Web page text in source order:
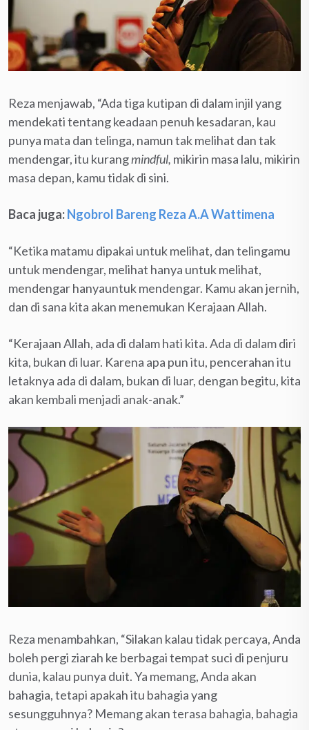
Reza menjawab, “Ada tiga kutipan di dalam injil yang
mendekati tentang keadaan penuh kesadaran, kau
punya mata dan telinga, namun tak melihat dan tak
mendengar, itu kurangmindful, mikirin masa lalu, mikirin
masa depan, kamu tidak di sini.
Baca juga:Ngobrol Bareng Reza A.A Wattimena
“Ketika matamu dipakai untuk melihat, dan telingamu
untuk mendengar, melihat hanya untuk melihat,
mendengar hanyauntuk mendengar. Kamu akan jernih,
dan di sana kita akan menemukan Kerajaan Allah.
“Kerajaan Allah, ada di dalam hati kita. Ada di dalam diri
kita, bukan di luar. Karena apa pun itu, pencerahan itu
letaknya ada di dalam, bukan di luar, dengan begitu, kita
akan kembali menjadi anak-anak.”
Reza menambahkan, “Silakan kalau tidak percaya, Anda
boleh pergi ziarah ke berbagai tempat suci di penjuru
dunia, kalau punya duit. Ya memang, Anda akan
bahagia, tetapi apakah itu bahagia yang
sesungguhnya? Memang akan terasa bahagia, bahagia